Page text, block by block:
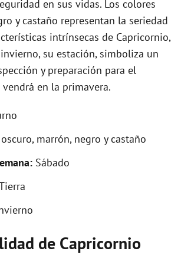
en sus vidas. Los colores
y castaño representan la seriedad
intrínsecas de Capricornio,
su estación, simboliza un
y preparación para el
en la primavera.
marrón, negro y castaño
Sábado
de Capricornio